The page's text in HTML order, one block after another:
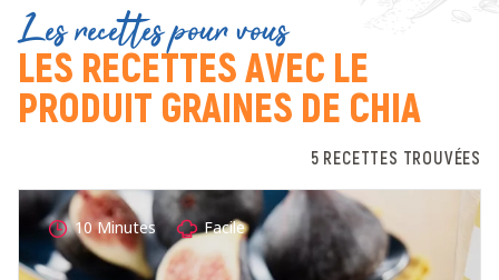
Les recettes pour vous
LES RECETTES AVEC LE
PRODUIT GRAINES DE CHIA
5 RECETTES TROUVÉES
10 Minutes Facile